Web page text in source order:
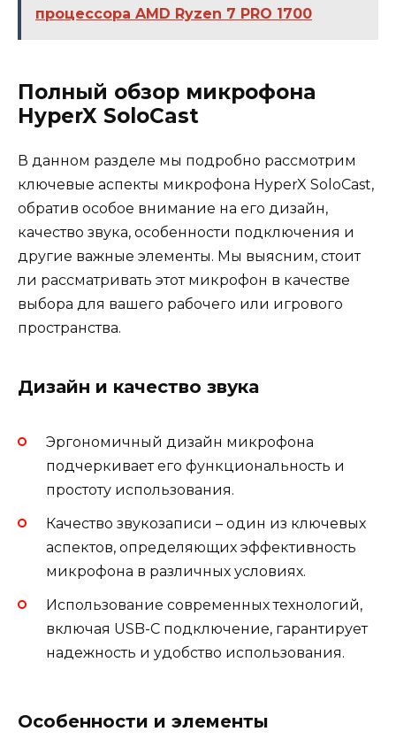
процессора AMD Ryzen 7 PRO 1700
Полный обзор микрофона
HyperX SoloCast
В данном разделе мы подробно рассмотрим
ключевые аспекты микрофона HyperX SoloCast,
обратив особое внимание на его дизайн,
качество звука, особенности подключения и
другие важные элементы. Мы выясним, стоит
ли рассматривать этот микрофон в качестве
выбора для вашего рабочего или игрового
пространства.
Дизайн и качество звука
Эргономичный дизайн микрофона
подчеркивает его функциональность и
простоту использования.
Качество звукозаписи – один из ключевых
аспектов, определяющих эффективность
микрофона в различных условиях.
Использование современных технологий,
включая USB-C подключение, гарантирует
надежность и удобство использования.
Особенности и элементы